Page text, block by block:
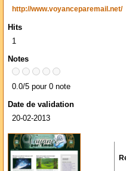
http://www.voyanceparemail.net/
Hits
1
Notes
0.0/5 pour 0 note
Date de validation
20-02-2013